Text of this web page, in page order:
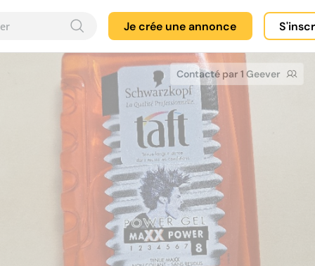
Je crée une annonce
Contacté par 1 Geever